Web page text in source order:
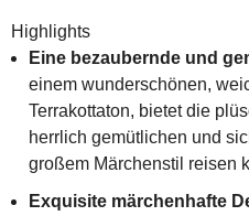
Highlights
Eine bezaubernde und
einem wunderschönen,
Terrakottaton, bietet die
herrlich gemütlichen und
großem Märchenstil reisen
Exquisite märchenhafte